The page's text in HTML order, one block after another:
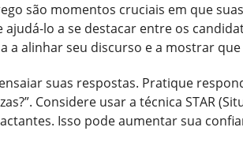
são momentos cruciais em que
ajudá-lo a se destacar entre os
a alinhar seu discurso e a mostrar
suas respostas. Pratique
Considere usar a técnica STAR
Isso pode aumentar sua